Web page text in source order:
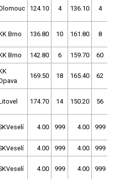
124.10 4 136.10 4
Brno 136.80 10 161.80 8
Brno 142.80 6 159.70 60
169.50 18 165.40 62
174.70 14 150.20 56
4.00 999 4.00 999
4.00 999 4.00 999
4.00 999 4.00 999